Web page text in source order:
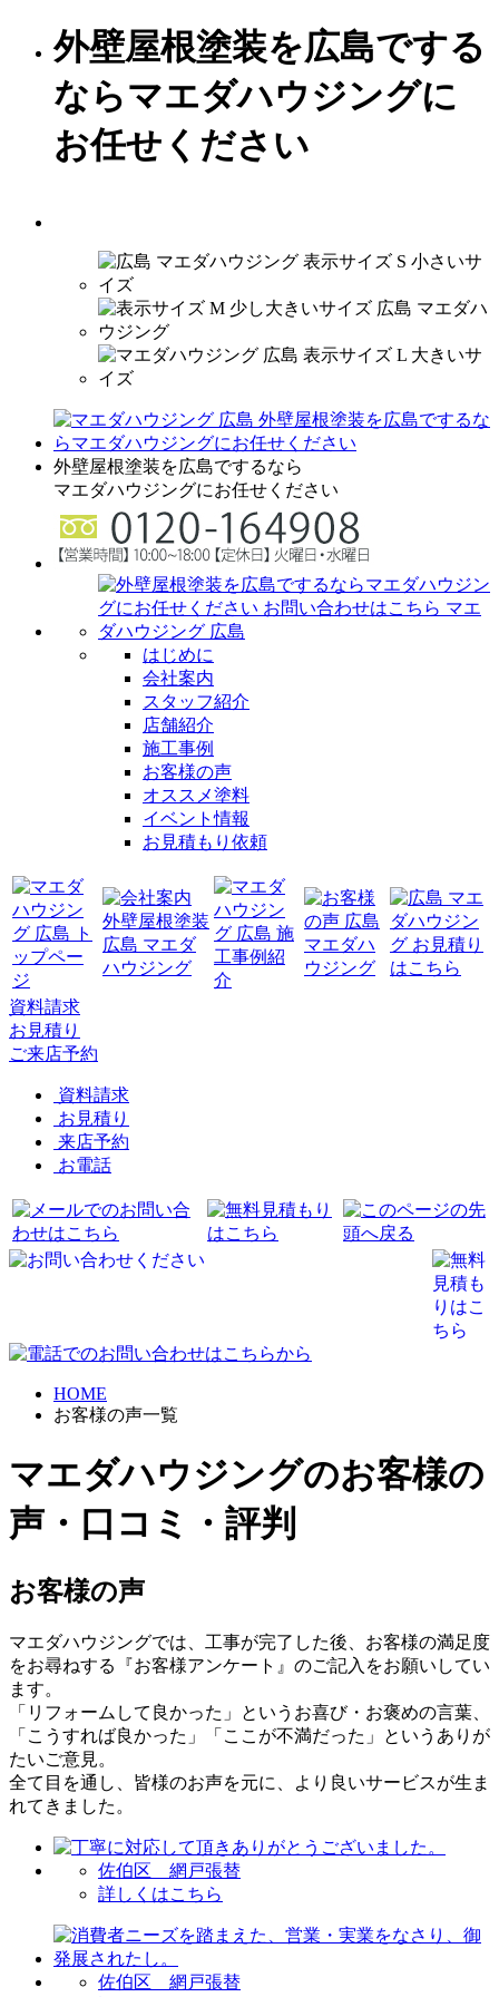
外壁屋根塗装を広島でする
ならマエダハウジングに
お任せください
外壁屋根塗装を広島でするなら
マエダハウジングにお任せください
はじめに
会社案内
スタッフ紹介
店舗紹介
施工事例
お客様の声
オススメ塗料
イベント情報
お見積もり依頼
資料請求
お見積り
ご来店予約
資料請求
お見積り
来店予約
お電話
HOME
お客様の声一覧
マエダハウジングのお客様の
声・口コミ・評判
お客様の声
マエダハウジングでは、工事が完了した後、お客様の満足度
をお尋ねする『お客様アンケート』のご記入をお願いしてい
ます。
「リフォームして良かった」というお喜び・お褒めの言葉、
「こうすれば良かった」「ここが不満だった」というありが
たいご意見。
全て目を通し、皆様のお声を元に、より良いサービスが生ま
れてきました。
佐伯区 網戸張替
詳しくはこちら
佐伯区 網戸張替